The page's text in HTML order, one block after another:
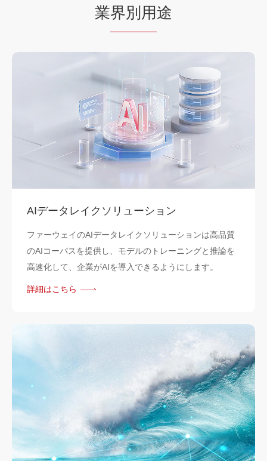
業界別用途
AIデータレイクソリューション
ファーウェイのAIデータレイクソリューションは高品質
のAIコーパスを提供し、モデルのトレーニングと推論を
高速化して、企業がAIを導入できるようにします。
詳細はこちら